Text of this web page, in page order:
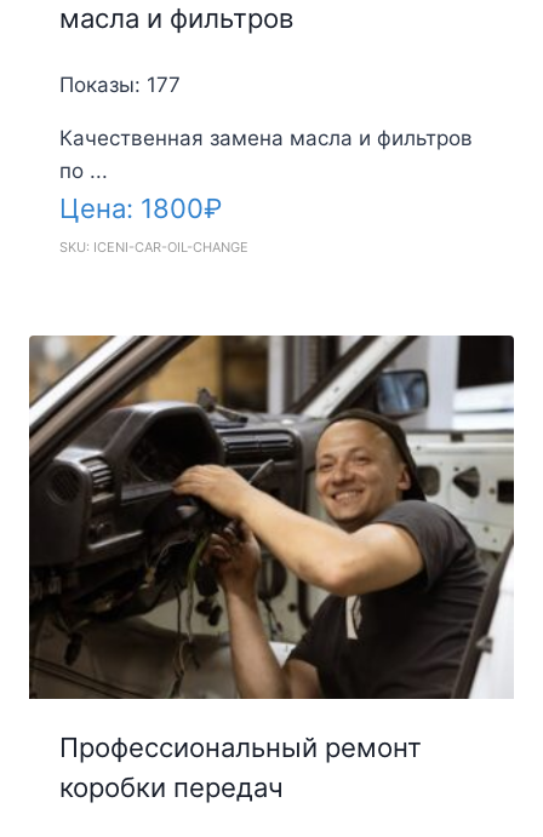
масла и фильтров
Показы: 177
Качественная замена масла и фильтров
по ...
Цена: 1800₽
SKU: ICENI-CAR-OIL-CHANGE
Профессиональный ремонт
коробки передач